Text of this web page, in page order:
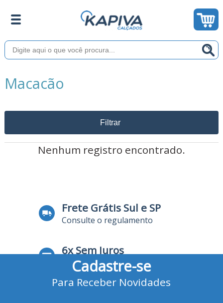
Macacão
Filtrar
Nenhum registro encontrado.
Frete Grátis Sul e SP
Consulte o regulamento
6x Sem Juros
no Cartão de Crédito
Cadastre-se
Para Receber Novidades